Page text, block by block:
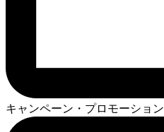
キャンペーン・プロモーション